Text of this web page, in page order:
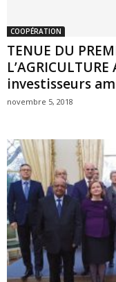
COOPÉRATION
TENUE DU
investisseurs
novembre 5, 2018